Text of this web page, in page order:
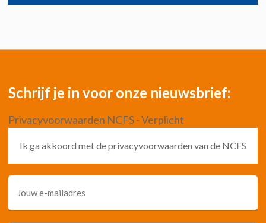
Schrijf je in voor onze nieuwsbrief:
Privacyvoorwaarden NCFS - Verplicht
Ik ga akkoord met de privacyvoorwaarden van de NCFS